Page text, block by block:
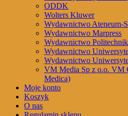
ODDK
Wolters Kluwer
Wydawnictwo Ateneum-
Wydawnictwo Marpress
Wydawnictwo
Wydawnictwo
Wydawnictwo
VM Media Sp z o.o. VM
Medica)
Moje konto
Koszyk
O nas